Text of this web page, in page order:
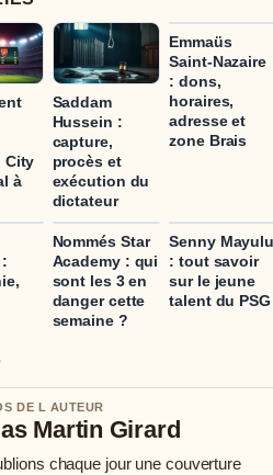
City
à
Saddam
Hussein :
capture,
procès et
exécution du
dictateur
Emmaüs
Saint-Nazaire
: dons,
horaires,
adresse et
zone Brais
Nommés Star
Academy : qui
sont les 3 en
danger cette
semaine ?
Senny
: tout savoir
sur le jeune
talent du PSG
DE L AUTEUR
Martin Girard
chaque jour une couverture